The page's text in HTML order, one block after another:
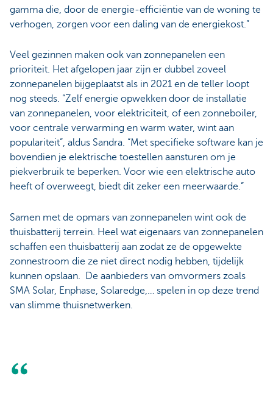
gamma die, door de energie-efficiëntie van de woning te
verhogen, zorgen voor een daling van de energiekost.”
Veel gezinnen maken ook van zonnepanelen een
prioriteit. Het afgelopen jaar zijn er dubbel zoveel
zonnepanelen bijgeplaatst als in 2021 en de teller loopt
nog steeds. “Zelf energie opwekken door de installatie
van zonnepanelen, voor elektriciteit, of een zonneboiler,
voor centrale verwarming en warm water, wint aan
populariteit”, aldus Sandra. “Met specifieke software kan je
bovendien je elektrische toestellen aansturen om je
piekverbruik te beperken. Voor wie een elektrische auto
heeft of overweegt, biedt dit zeker een meerwaarde.”
Samen met de opmars van zonnepanelen wint ook de
thuisbatterij terrein. Heel wat eigenaars van zonnepanelen
schaffen een thuisbatterij aan zodat ze de opgewekte
zonnestroom die ze niet direct nodig hebben, tijdelijk
kunnen opslaan. De aanbieders van omvormers zoals
SMA Solar, Enphase, Solaredge,… spelen in op deze trend
van slimme thuisnetwerken.